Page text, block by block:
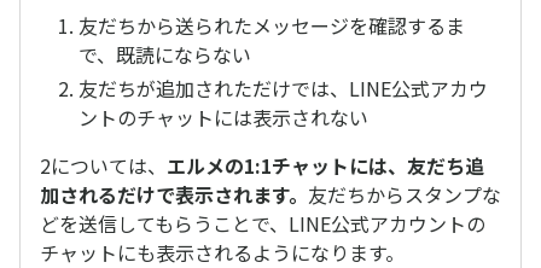
友だちから送られたメッセージを確認するま
で、既読にならない
友だちが追加されただけでは、LINE公式アカウ
ントのチャットには表示されない
2については、 エルメの1:1チャットには、友だち追
加されるだけで表示されます。 友だちからスタンプな
どを送信してもらうことで、LINE公式アカウントの
チャットにも表示されるようになります。